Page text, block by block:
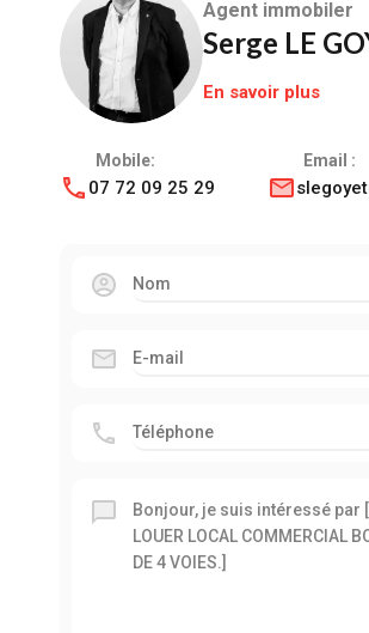
Agent immobiler
Serge LE
En savoir plus
Mobile:
07 72 09 25 29
Email :